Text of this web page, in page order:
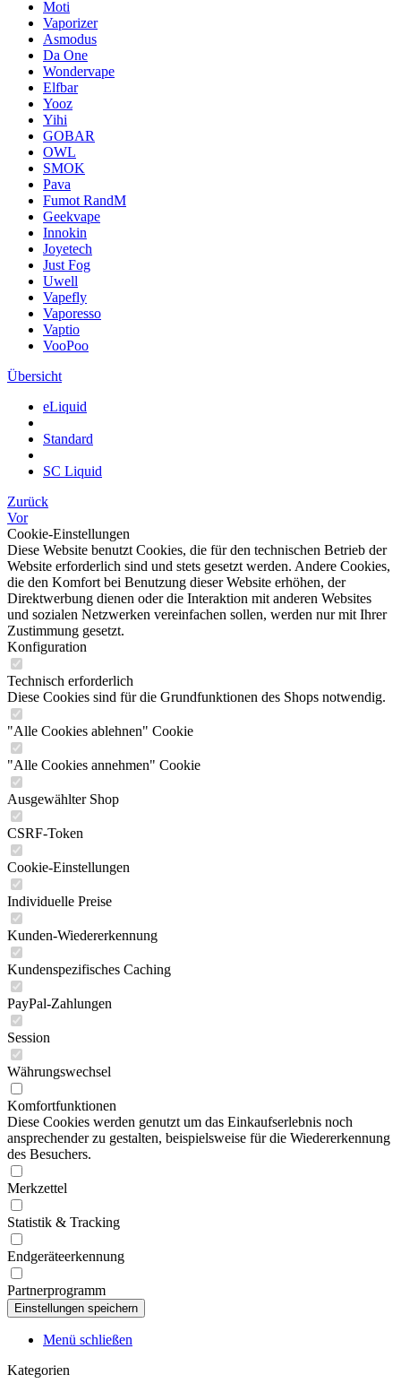
Moti
Vaporizer
Asmodus
Da One
Wondervape
Elfbar
Yooz
Yihi
GOBAR
OWL
SMOK
Pava
Fumot RandM
Geekvape
Innokin
Joyetech
Just Fog
Uwell
Vapefly
Vaporesso
Vaptio
VooPoo
Übersicht
eLiquid
Standard
SC Liquid
Zurück
Vor
Cookie-Einstellungen
Diese Website benutzt Cookies, die für den technischen Betrieb der
Website erforderlich sind und stets gesetzt werden. Andere Cookies,
die den Komfort bei Benutzung dieser Website erhöhen, der
Direktwerbung dienen oder die Interaktion mit anderen Websites
und sozialen Netzwerken vereinfachen sollen, werden nur mit Ihrer
Zustimmung gesetzt.
Konfiguration
Technisch erforderlich
Diese Cookies sind für die Grundfunktionen des Shops notwendig.
"Alle Cookies ablehnen" Cookie
"Alle Cookies annehmen" Cookie
Ausgewählter Shop
CSRF-Token
Cookie-Einstellungen
Individuelle Preise
Kunden-Wiedererkennung
Kundenspezifisches Caching
PayPal-Zahlungen
Session
Währungswechsel
Komfortfunktionen
Diese Cookies werden genutzt um das Einkaufserlebnis noch
ansprechender zu gestalten, beispielsweise für die Wiedererkennung
des Besuchers.
Merkzettel
Statistik & Tracking
Endgeräteerkennung
Partnerprogramm
Menü schließen
Kategorien